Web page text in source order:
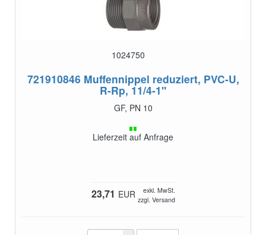
1024750
721910846 Muffennippel reduziert, PVC-U,
R-Rp, 11/4-1"
GF, PN 10
Lieferzeit auf Anfrage
23,71 EUR
exkl. MwSt.
zzgl. Versand